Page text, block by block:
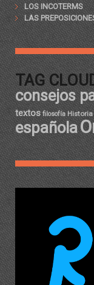
LOS INCOTERMS
LAS
TAG
consejos
textos filosofía
española